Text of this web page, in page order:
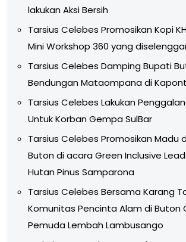
lakukan Aksi Bersih
Tarsius Celebes Promosikan Kopi
Mini Workshop 360 yang
Tarsius Celebes Damping Bupati
Bendungan Mataompana di
Tarsius Celebes Lakukan
Untuk Korban Gempa SulBar
Tarsius Celebes Promosikan Madu
Buton di acara Green Inclusive
Hutan Pinus Samparona
Tarsius Celebes Bersama Karang
Komunitas Pencinta Alam di Buton
Pemuda Lembah Lambusango